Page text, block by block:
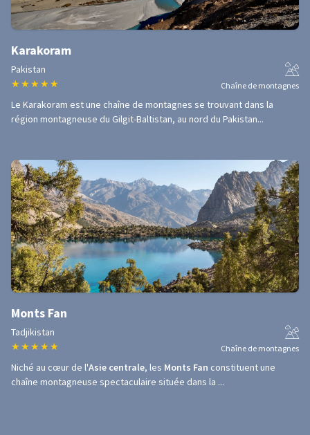
Karakoram
Pakistan
★ ★ ★ ★ ★ Chaîne de montagnes
Le Karakoram est une chaîne de montagnes se trouvant dans la
région montagneuse du Gilgit-Baltistan, au nord du Pakistan...
Monts Fan
Tadjikistan
★ ★ ★ ★ ★ Chaîne de montagnes
Niché au cœur de l'Asie centrale, les Monts Fan constituent une
chaîne montagneuse spectaculaire située dans la ...